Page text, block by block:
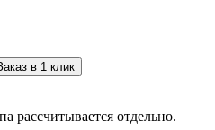
в 1 клик
рассчитывается отдельно.